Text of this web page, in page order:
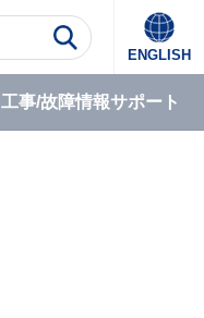
ENGLISH
工事/故障情報サポート